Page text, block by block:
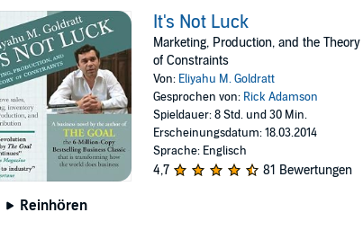
Reinhören
It's Not Luck
Marketing, Production, and the Theory
of Constraints
Von: Eliyahu M. Goldratt
Gesprochen von: Rick Adamson
Spieldauer: 8 Std. und 30 Min.
Erscheinungsdatum: 18.03.2014
Sprache: Englisch
4,7 81 Bewertungen